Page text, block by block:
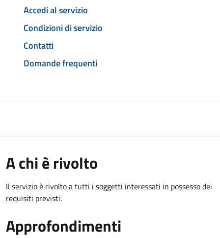
Accedi al servizio
Condizioni di servizio
Contatti
Domande frequenti
A chi è rivolto
Il servizio è rivolto a tutti i soggetti interessati in possesso dei
requisiti previsti.
Approfondimenti